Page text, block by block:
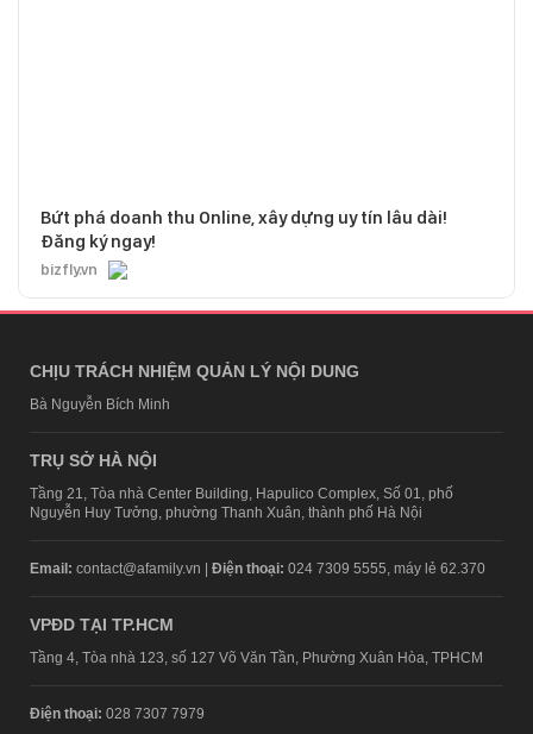
Bứt phá doanh thu Online, xây dựng uy tín lâu dài!
Đăng ký ngay!
bizfly.vn
CHỊU TRÁCH NHIỆM QUẢN LÝ NỘI DUNG
Bà Nguyễn Bích Minh
TRỤ SỞ HÀ NỘI
Tầng 21, Tòa nhà Center Building, Hapulico Complex, Số 01, phố
Nguyễn Huy Tưởng, phường Thanh Xuân, thành phố Hà Nội
Email: contact@afamily.vn | Điện thoại: 024 7309 5555, máy lẻ 62.370
VPĐD TẠI TP.HCM
Tầng 4, Tòa nhà 123, số 127 Võ Văn Tần, Phường Xuân Hòa, TPHCM
Điện thoại: 028 7307 7979